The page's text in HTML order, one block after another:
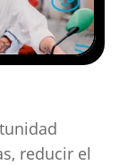
reducir el